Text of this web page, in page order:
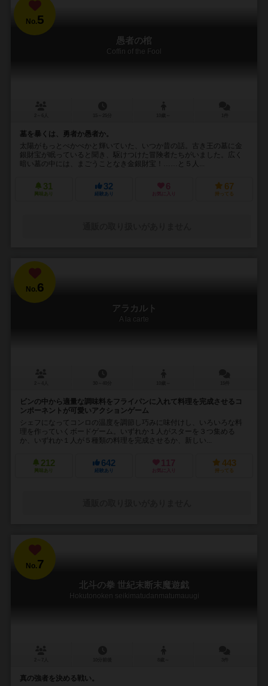
No.5
愚者の棺
Coffin of the Fool
墓を暴くは、勇者か愚者か。
太陽がもっとぺかぺかと輝いていた、いつか昔の話。古き王の墓に金
銀財宝が眠っていると聞き、駆けつけた冒険者たちがいました。広く
暗い墓の中には、まごうことなき金銀財宝！……と５人...
31
興味あり
32
経験あり
6
お気に入り
67
持ってる
No.6
アラカルト
A la carte
ビンの中から適量な調味料をフライパンに入れて料理を完成させるコ
ンポーネントが可愛いアクションゲーム
シェフになってコンロの温度を調節し巧みに味付けし、いろいろな料
理を作っていくボードゲーム。いずれか１人がスターを３つ集める
か、いずれか１人が５種類の料理を完成させるか、新しい...
212
興味あり
642
経験あり
117
お気に入り
443
持ってる
No.7
北斗の拳 世紀末断末魔遊戯
Hokutonoken seikimatudanmatumauugi
真の強者を決める戦い。